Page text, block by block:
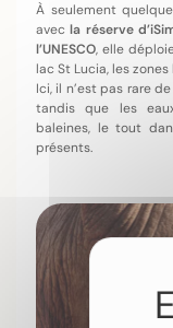
À seulement
avecla réserve
l’UNESCO, elle
lac St Lucia, les
Ici, il n’est pas rare
tandis que les
baleines, le tout
présents.